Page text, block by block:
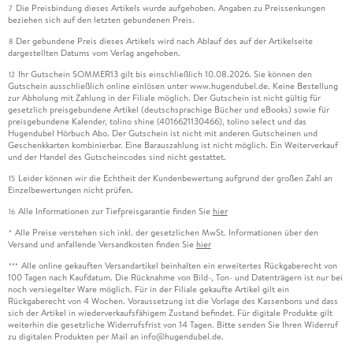
7 Die Preisbindung dieses Artikels wurde aufgehoben. Angaben zu Preissenkungen
beziehen sich auf den letzten gebundenen Preis.
8 Der gebundene Preis dieses Artikels wird nach Ablauf des auf der Artikelseite
dargestellten Datums vom Verlag angehoben.
12 Ihr Gutschein SOMMER13 gilt bis einschließlich 10.08.2026. Sie können den
Gutschein ausschließlich online einlösen unter www.hugendubel.de. Keine Bestellung
zur Abholung mit Zahlung in der Filiale möglich. Der Gutschein ist nicht gültig für
gesetzlich preisgebundene Artikel (deutschsprachige Bücher und eBooks) sowie für
preisgebundene Kalender, tolino shine (4016621130466), tolino select und das
Hugendubel Hörbuch Abo. Der Gutschein ist nicht mit anderen Gutscheinen und
Geschenkkarten kombinierbar. Eine Barauszahlung ist nicht möglich. Ein Weiterverkauf
und der Handel des Gutscheincodes sind nicht gestattet.
15 Leider können wir die Echtheit der Kundenbewertung aufgrund der großen Zahl an
Einzelbewertungen nicht prüfen.
16 Alle Informationen zur Tiefpreisgarantie finden Sie hier
* Alle Preise verstehen sich inkl. der gesetzlichen MwSt. Informationen über den
Versand und anfallende Versandkosten finden Sie hier
*** Alle online gekauften Versandartikel beinhalten ein erweitertes Rückgaberecht von
100 Tagen nach Kaufdatum. Die Rücknahme von Bild-, Ton- und Datenträgern ist nur bei
noch versiegelter Ware möglich. Für in der Filiale gekaufte Artikel gilt ein
Rückgaberecht von 4 Wochen. Voraussetzung ist die Vorlage des Kassenbons und dass
sich der Artikel in wiederverkaufsfähigem Zustand befindet. Für digitale Produkte gilt
weiterhin die gesetzliche Widerrufsfrist von 14 Tagen. Bitte senden Sie Ihren Widerruf
zu digitalen Produkten per Mail an info@hugendubel.de.